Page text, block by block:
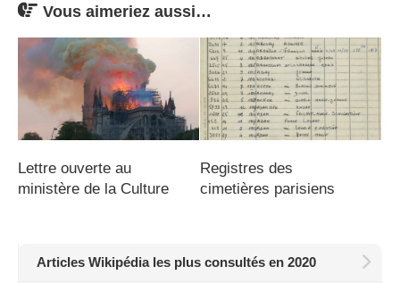
Vous aimeriez aussi…
Lettre ouverte au
ministère de la Culture
Registres des
cimetières parisiens
Articles Wikipédia les plus consultés en 2020